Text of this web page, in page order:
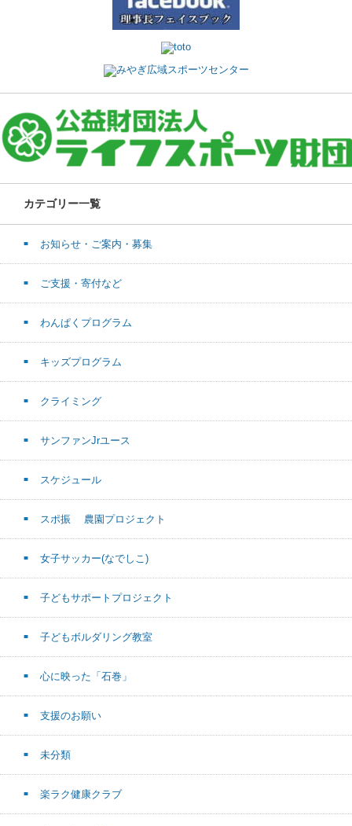
カテゴリー一覧
お知らせ・ご案内・募集
ご支援・寄付など
わんぱくプログラム
キッズプログラム
クライミング
サンファンJrユース
スケジュール
スポ振 農園プロジェクト
女子サッカー(なでしこ)
子どもサポートプロジェクト
子どもボルダリング教室
心に映った「石巻」
支援のお願い
未分類
楽ラク健康クラブ